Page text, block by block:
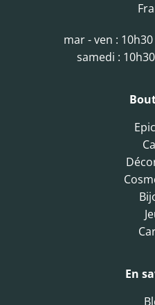
mar - ven :
samedi :
En